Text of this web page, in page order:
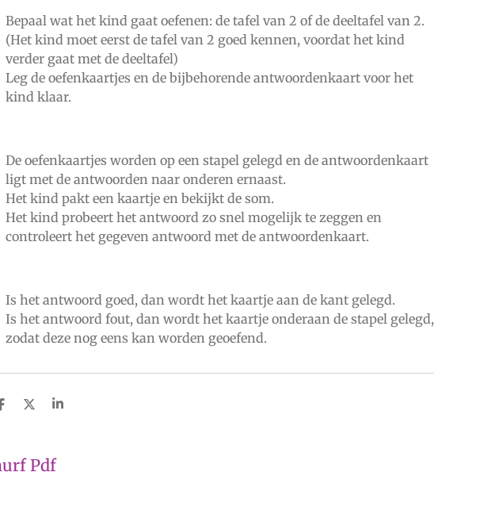
Bepaal wat het kind gaat oefenen: de tafel van 2 of de deeltafel van 2.
(Het kind moet eerst de tafel van 2 goed kennen, voordat het kind
verder gaat met de deeltafel)
Leg de oefenkaartjes en de bijbehorende antwoordenkaart voor het
kind klaar.
De oefenkaartjes worden op een stapel gelegd en de antwoordenkaart
ligt met de antwoorden naar onderen ernaast.
Het kind pakt een kaartje en bekijkt de som.
Het kind probeert het antwoord zo snel mogelijk te zeggen en
controleert het gegeven antwoord met de antwoordenkaart.
Is het antwoord goed, dan wordt het kaartje aan de kant gelegd.
Is het antwoord fout, dan wordt het kaartje onderaan de stapel gelegd,
zodat deze nog eens kan worden geoefend.
D
n
D
S
e
Pdf